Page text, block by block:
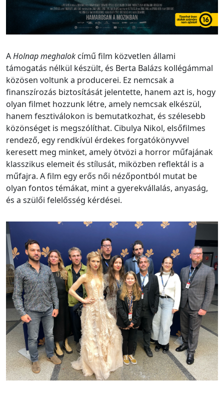
A Holnap meghalok című film közvetlen állami
támogatás nélkül készült, és Berta Balázs kollégámmal
közösen voltunk a producerei. Ez nemcsak a
finanszírozás biztosítását jelentette, hanem azt is, hogy
olyan filmet hozzunk létre, amely nemcsak elkészül,
hanem fesztiválokon is bemutatkozhat, és szélesebb
közönséget is megszólíthat. Cibulya Nikol, elsőfilmes
rendező, egy rendkívül érdekes forgatókönyvvel
keresett meg minket, amely ötvözi a horror műfajának
klasszikus elemeit és stílusát, miközben reflektál is a
műfajra. A film egy erős női nézőpontból mutat be
olyan fontos témákat, mint a gyerekvállalás, anyaság,
és a szülői felelősség kérdései.